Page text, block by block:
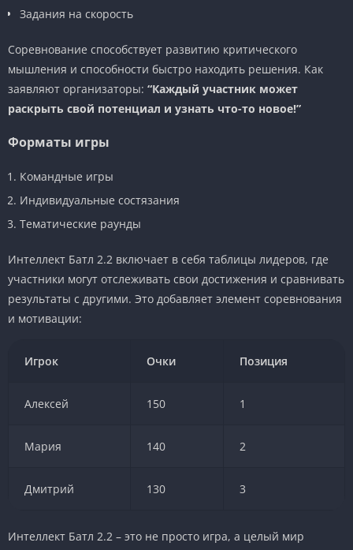
Задания на скорость
Соревнование способствует развитию критического
мышления и способности быстро находить решения. Как
заявляют организаторы: “Каждый участник может
раскрыть свой потенциал и узнать что-то новое!”
Форматы игры
Командные игры
Индивидуальные состязания
Тематические раунды
Интеллект Батл 2.2 включает в себя таблицы лидеров, где
участники могут отслеживать свои достижения и сравнивать
результаты с другими. Это добавляет элемент соревнования
и мотивации:
Игрок Очки Позиция
Алексей 150 1
Мария 140 2
Дмитрий 130 3
Интеллект Батл 2.2 – это не просто игра, а целый мир